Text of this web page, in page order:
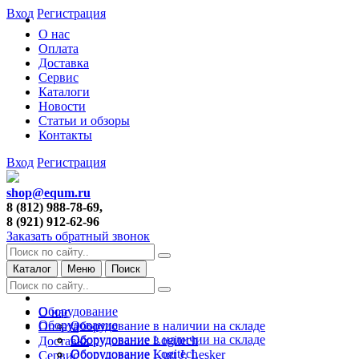
О нас
Оплата
Доставка
Сервис
Каталоги
Новости
Статьи и обзоры
Контакты
Вход Регистрация
Вход Регистрация
shop@equm.ru
8 (812) 988-78-69,
8 (921) 912-62-96
Заказать обратный звонок
Каталог Меню Поиск
О нас
Оплата
Доставка
Сервис
Оборудование
Оборудование в наличии на складе
Оборудование Logitech
Оборудование Kurt J. Lesker
Оборудование
Оборудование в наличии на складе
Оборудование Logitech